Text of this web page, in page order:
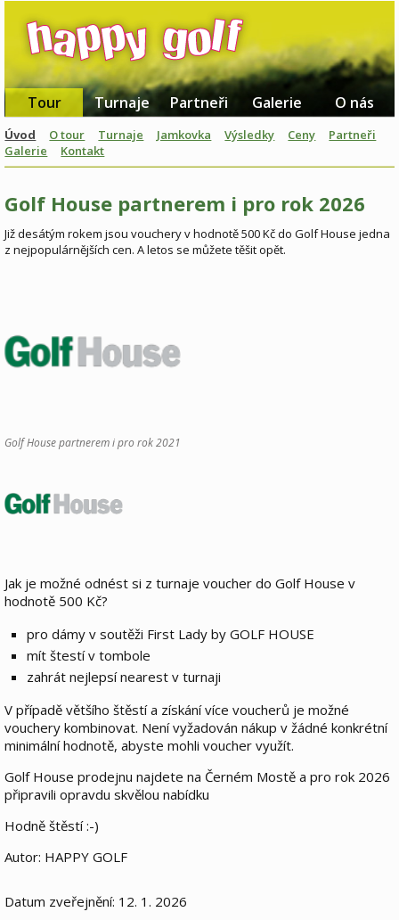
Tour Turnaje Partneři Galerie O nás
Úvod O tour Turnaje Jamkovka Výsledky Ceny
Partneři
Galerie
Kontakt
Golf House partnerem i pro rok 2026
Již desátým rokem jsou vouchery v hodnotě 500 Kč do Golf House jedna
z nejpopulárnějších cen. A letos se můžete těšit opět.
Golf House partnerem i pro rok 2021
Jak je možné odnést si z turnaje voucher do Golf House v
hodnotě 500 Kč?
pro dámy v soutěži First Lady by GOLF HOUSE
mít štestí v tombole
zahrát nejlepsí nearest v turnaji
V případě většího štěstí a získání více voucherů je možné
vouchery kombinovat. Není vyžadován nákup v žádné konkrétní
minimální hodnotě, abyste mohli voucher využít.
Golf House prodejnu najdete na Černém Mostě a pro rok 2026
připravili opravdu skvělou nabídku
Hodně štěstí :-)
Autor: HAPPY GOLF
Datum zveřejnění: 12. 1. 2026